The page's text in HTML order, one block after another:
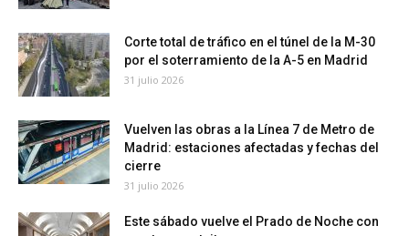
Corte total de tráfico en el túnel de la M-30
por el soterramiento de la A-5 en Madrid
31 julio 2026
Vuelven las obras a la Línea 7 de Metro de
Madrid: estaciones afectadas y fechas del
cierre
31 julio 2026
Este sábado vuelve el Prado de Noche con